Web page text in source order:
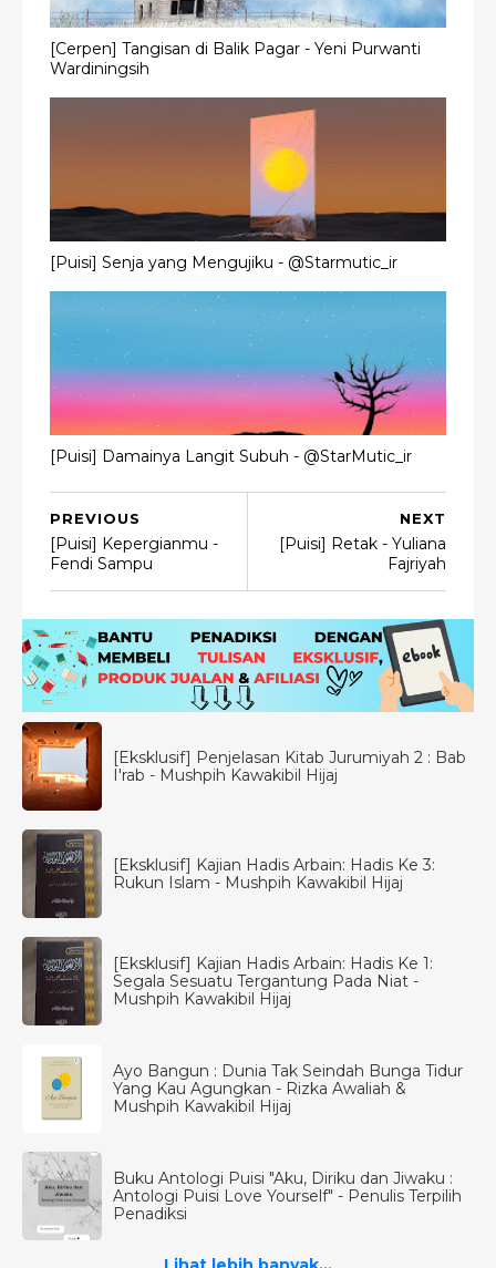
[Cerpen] Tangisan di Balik Pagar - Yeni Purwanti
Wardiningsih
[Puisi] Senja yang Mengujiku - @Starmutic_ir
[Puisi] Damainya Langit Subuh - @StarMutic_ir
NEXT
[Puisi] Retak - Yuliana
Fajriyah
PREVIOUS
[Puisi] Kepergianmu -
Fendi Sampu
[Eksklusif] Penjelasan Kitab Jurumiyah 2 : Bab
I'rab - Mushpih Kawakibil Hijaj
[Eksklusif] Kajian Hadis Arbain: Hadis Ke 3:
Rukun Islam - Mushpih Kawakibil Hijaj
[Eksklusif] Kajian Hadis Arbain: Hadis Ke 1:
Segala Sesuatu Tergantung Pada Niat -
Mushpih Kawakibil Hijaj
Ayo Bangun : Dunia Tak Seindah Bunga Tidur
Yang Kau Agungkan - Rizka Awaliah &
Mushpih Kawakibil Hijaj
Buku Antologi Puisi "Aku, Diriku dan Jiwaku :
Antologi Puisi Love Yourself" - Penulis Terpilih
Penadiksi